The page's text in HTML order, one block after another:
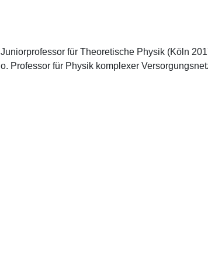
Juniorprofessor für Theoretische Physik (Köln
o. Professor für Physik komplexer